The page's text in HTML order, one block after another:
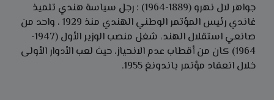
جواهر لال نهرو (1889-1964) : رجل سياسة هندي تلميذ
غاندي رئيس المؤتمر الوطني الهندي منذ 1929 ، واحد من
صانعي استقلال الهند، شغل منصب الوزير الأول (1947-
1964) كان من أقطاب عدم الانحياز، حيث لعب الأدوار الأولى
خلال انعقاد مؤتمر باندونغ 1955.